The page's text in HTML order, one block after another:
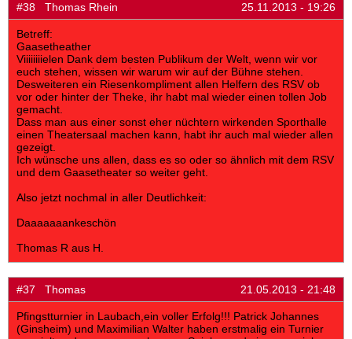
#38 Thomas Rhein 25.11.2013 - 19:26
Betreff:
Gaasetheather
Viiiiiiiielen Dank dem besten Publikum der Welt, wenn wir vor
euch stehen, wissen wir warum wir auf der Bühne stehen.
Desweiteren ein Riesenkompliment allen Helfern des RSV ob
vor oder hinter der Theke, ihr habt mal wieder einen tollen Job
gemacht.
Dass man aus einer sonst eher nüchtern wirkenden Sporthalle
einen Theatersaal machen kann, habt ihr auch mal wieder allen
gezeigt.
Ich wünsche uns allen, dass es so oder so ähnlich mit dem RSV
und dem Gaasetheater so weiter geht.
Also jetzt nochmal in aller Deutlichkeit:
Daaaaaaankeschön
Thomas R aus H.
#37 Thomas 21.05.2013 - 21:48
Pfingstturnier in Laubach,ein voller Erfolg!!! Patrick Johannes
(Ginsheim) und Maximilian Walter haben erstmalig ein Turnier